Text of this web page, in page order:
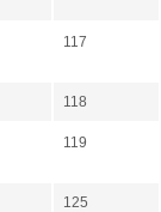
117
118
119
125